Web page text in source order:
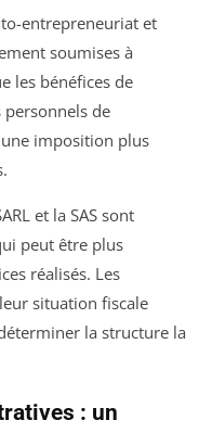
entrepreneuriat et
soumises à
les bénéfices de
personnels de
imposition plus
et la SAS sont
peut être plus
réalisés. Les
situation fiscale
la structure la
: un